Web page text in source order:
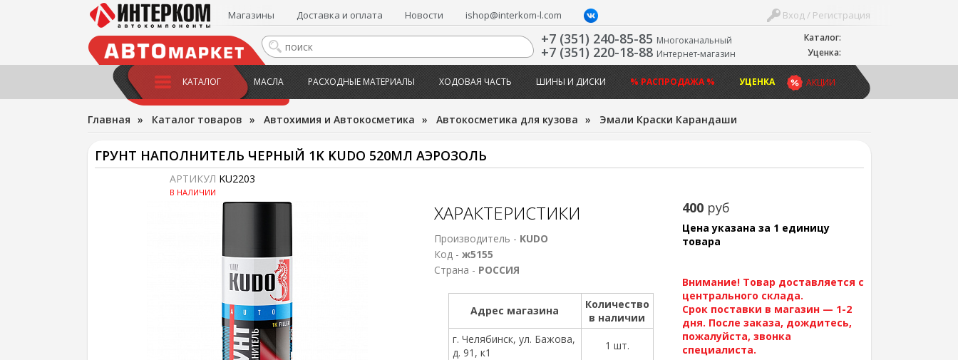
Каталог:
Уценка:
Вход / Регистрация
Магазины Доставка и оплата Новости ishop@interkom-l.com
+7 (351) 240-85-85 Многоканальный
+7 (351) 220-18-88 Интернет-магазин
АКЦИИ
КАТАЛОГ МАСЛА РАСХОДНЫЕ МАТЕРИАЛЫ ХОДОВАЯ ЧАСТЬ ШИНЫ И ДИСКИ % РАСПРОДАЖА % УЦЕНКА
Главная » Каталог товаров » Автохимия и Автокосметика » Автокосметика для кузова » Эмали Краски Карандаши
ГРУНТ НАПОЛНИТЕЛЬ ЧЕРНЫЙ 1K KUDO 520МЛ АЭРОЗОЛЬ
АРТИКУЛ KU2203
В НАЛИЧИИ
400 руб
Цена указана за 1 единицу
товара
Внимание! Товар доставляется с
центрального склада.
Срок поставки в магазин — 1-2
дня. После заказа, дождитесь,
пожалуйста, звонка
специалиста.
ХАРАКТЕРИСТИКИ
Производитель - KUDO
Код - ж5155
Страна - РОССИЯ
Адрес магазина
Количество
в наличии
г. Челябинск, ул. Бажова,
д. 91, к1
1 шт.